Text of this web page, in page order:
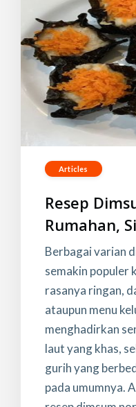
Articles
Resep
Rumahan,
Berbagai varian
semakin populer
rasanya ringan,
ataupun menu
menghadirkan
laut yang khas,
gurih yang
pada umumnya.